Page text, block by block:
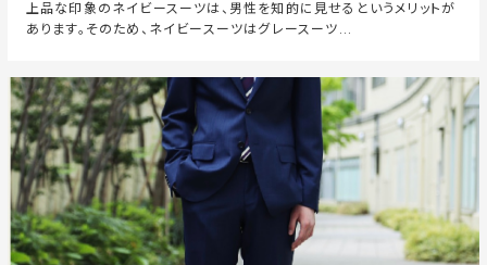
上品な印象のネイビースーツは、男性を知的に見せるというメリットが
あります。そのため、ネイビースーツはグレースーツ...